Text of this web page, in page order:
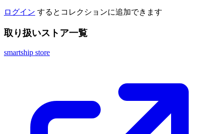
ログイン するとコレクションに追加できます
取り扱いストア一覧
smartship store